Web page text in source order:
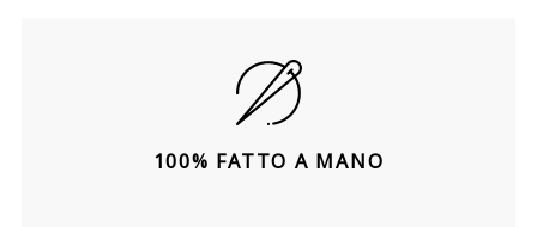
100% FATTO A MANO